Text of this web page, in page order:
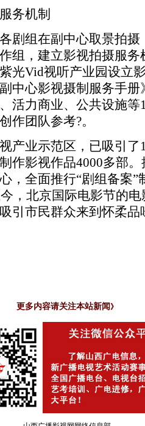
务机制
剧组在副中心取景拍摄
组，建立影视拍摄服务
光Vid视听产业园设立
中心影视摄制服务手册
活力商业、公共设施等
作团队参考?。
产业示范区，已吸引了
作影视作品4000多部
，全面推行“剧组备案”
，北京国际电影节的
引市民群众来到怀柔品
更多内容请关注本站新闻》